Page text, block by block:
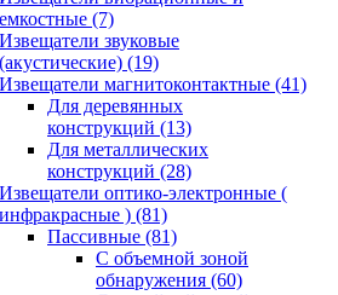
емкостные (7)
Извещатели звуковые
(акустические) (19)
Извещатели магнитоконтактные (41)
Для деревянных
конструкций (13)
Для металлических
конструкций (28)
Извещатели оптико-электронные (
инфракрасные ) (81)
Пассивные (81)
С объемной зоной
обнаружения (60)